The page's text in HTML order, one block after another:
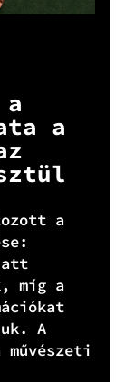
a
a
míg a
A